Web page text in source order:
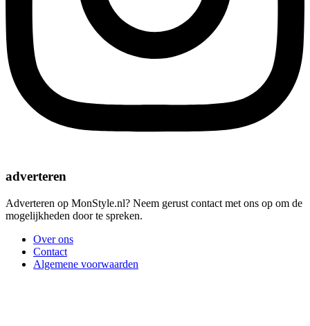
adverteren
Adverteren op MonStyle.nl? Neem gerust contact met ons op om de
mogelijkheden door te spreken.
Over ons
Contact
Algemene voorwaarden